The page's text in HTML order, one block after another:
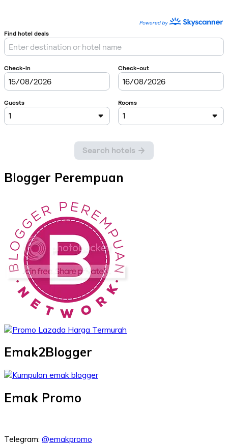
Blogger Perempuan
Emak2Blogger
Emak Promo
Telegram: @emakpromo